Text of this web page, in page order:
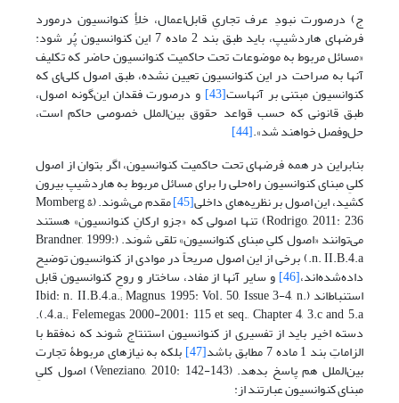
ج) درصورت نبودِ عرف تجاریِ قابل‌اعمال، خلأِ کنوانسیون درمورد
فرضهای هاردشیپ، باید طبق بند 2 ماده 7 این کنوانسیون پُر شود:
«مسائل مربوط به موضوعات تحت حاکمیت کنوانسیون حاضر که تکلیف
آنها به صراحت در این کنوانسیون تعیین نشده، طبق اصول کلی‌ای که
کنوانسیون مبتنی بر آنهاست[43] و درصورت فقدان این‌گونه اصول،
طبق قانونی که حسب قواعد حقوق بین‌الملل خصوصی حاکم است،
حل‌وفصل خواهند شد».[44]
بنابراین در همه فرضهای تحت حاکمیت کنوانسیون، اگر بتوان از اصول
کلیِ مبنای کنوانسیون راه‌حلی را برای مسائل مربوط به هاردشیپ بیرون
کشید، این اصول بر نظریه‌های داخلی[45] مقدم می‌شوند. (Momberg &
Rodrigo, 2011: 236) تنها اصولی که «جزو ارکانِ کنوانسیون» هستند
می‌توانند «اصول کلیِ مبنای کنوانسیون» تلقی شوند. (Brandner, 1999:
n. II.B.4.a.) برخی از این اصول صریحاً در موادی از کنوانسیون توضیح
داده‌شده‌اند،[46] و سایر آنها از مفاد، ساختار و روحِ کنوانسیون قابل
استنباط‌اند (Ibid: n. II.B.4.a.; Magnus, 1995: Vol. 50, Issue 3-4, n.
4.a.; Felemegas, 2000-2001: 115 et seq., Chapter 4, 3.c and 5.a.).
دسته اخیر باید از تفسیری از کنوانسیون استنتاج شوند که نه‌فقط با
الزاماتِ بند 1 ماده 7 مطابق باشد [47] بلکه به نیازهای مربوطۀ تجارت
بین‌الملل هم پاسخ بدهد. (Veneziano, 2010: 142-143) اصول کلیِ
مبنای کنوانسیون عبارتند از: